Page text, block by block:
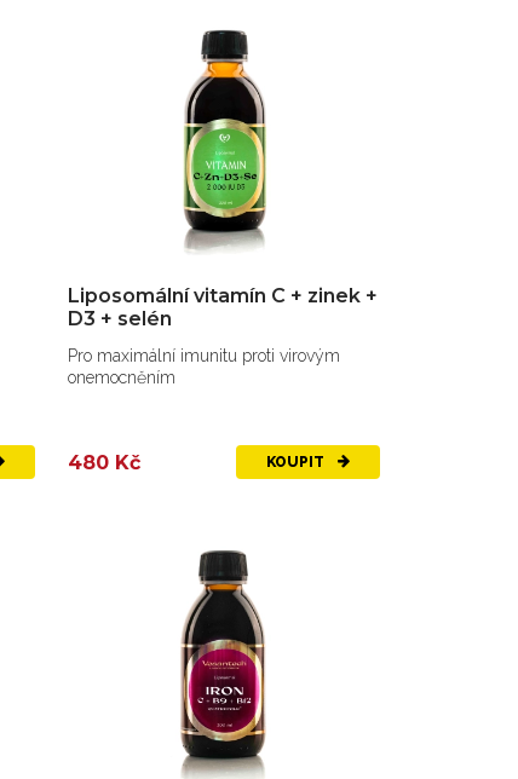
Liposomální vitamín C + zinek +
D3 + selén
Pro maximální imunitu proti virovým
onemocněním
480 Kč KOUPIT